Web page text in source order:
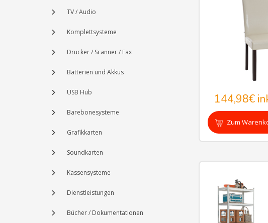
TV / Audio
Komplettsysteme
Drucker / Scanner / Fax
Batterien und Akkus
USB Hub
Barebonesysteme
Grafikkarten
Soundkarten
Kassensysteme
Dienstleistungen
Bücher / Dokumentationen
144,98€
Zum